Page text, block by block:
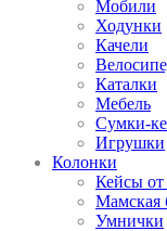
Мобили
Ходунки
Качели
Каталки
Мебель
Сумки-
Игрушки
Колонки
Кейсы
Мамская
Умнички